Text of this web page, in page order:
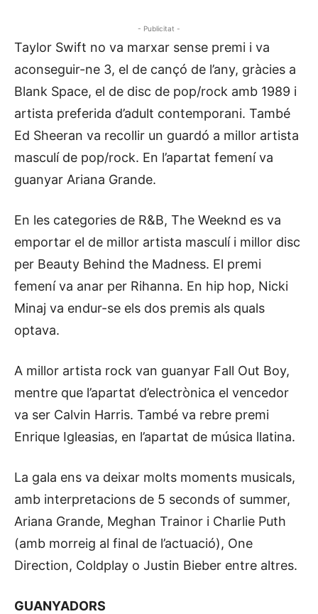
- Publicitat -
Taylor Swift no va marxar sense premi i va
aconseguir-ne 3, el de cançó de l’any, gràcies a
Blank Space, el de disc de pop/rock amb 1989 i
artista preferida d’adult contemporani. També
Ed Sheeran va recollir un guardó a millor artista
masculí de pop/rock. En l’apartat femení va
guanyar Ariana Grande.
En les categories de R&B, The Weeknd es va
emportar el de millor artista masculí i millor disc
per Beauty Behind the Madness. El premi
femení va anar per Rihanna. En hip hop, Nicki
Minaj va endur-se els dos premis als quals
optava.
A millor artista rock van guanyar Fall Out Boy,
mentre que l’apartat d’electrònica el vencedor
va ser Calvin Harris. També va rebre premi
Enrique Igleasias, en l’apartat de música llatina.
La gala ens va deixar molts moments musicals,
amb interpretacions de 5 seconds of summer,
Ariana Grande, Meghan Trainor i Charlie Puth
(amb morreig al final de l’actuació), One
Direction, Coldplay o Justin Bieber entre altres.
GUANYADORS